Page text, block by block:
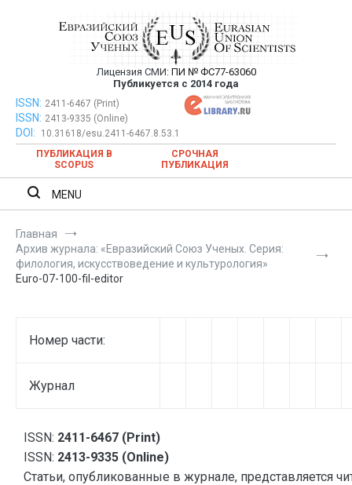
Евразийский Союз Ученых —
публикация научных статей в
ежемесячном научном журнале
Лицензия СМИ: ПИ № ФС77-63060
Публикуется с 2014 года
Евразийский Союз Ученых — публикация научных статей в
ежемесячном научном журнале
ISSN: 2411-6467 (Print)
ISSN: 2413-9335 (Online)
DOI:
10.31618/esu.2411-6467.8.53.1
ПУБЛИКАЦИЯ В
SCOPUS
СРОЧНАЯ
ПУБЛИКАЦИЯ
MENU
Главная
Архив журнала: «Евразийский Союз Ученых. Серия:
филология, искусствоведение и культурология»
Euro-07-100-fil-editor
Номер части:
Журнал
ISSN: 2411-6467 (Print)
ISSN: 2413-9335 (Online)
Статьи, опубликованные в журнале, представляется